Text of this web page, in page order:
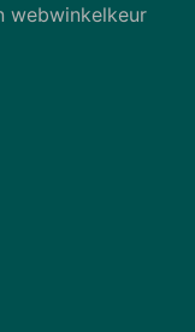
webwinkelkeur